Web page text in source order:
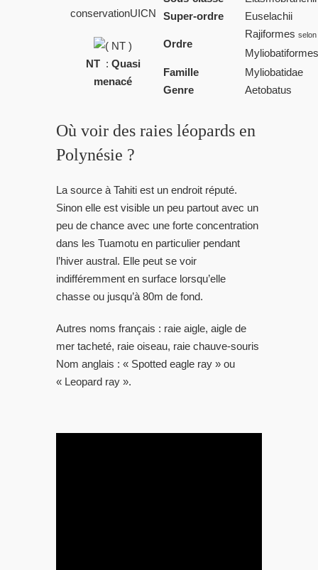
conservationUICN
NT : Quasi
menacé
Super-ordre
Euselachii
Ordre
Rajiformes
Famille
Myliobatidae
Genre
Aetobatus
Où voir des raies léopards en
Polynésie ?
La source à Tahiti est un endroit réputé.
Sinon elle est visible un peu partout avec un
peu de chance avec une forte concentration
dans les Tuamotu en particulier pendant
l’hiver austral. Elle peut se voir
indifféremment en surface lorsqu’elle
chasse ou jusqu’à 80m de fond.
Autres noms français : raie aigle, aigle de
mer tacheté, raie oiseau, raie chauve-souris
Nom anglais : « Spotted eagle ray » ou
« Leopard ray ».